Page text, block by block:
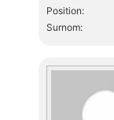
Position:
Surnom: